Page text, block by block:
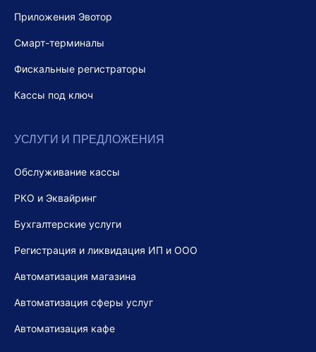
Приложения Эвотор
Смарт-терминалы
Фискальные регистраторы
Кассы под ключ
УСЛУГИ И ПРЕДЛОЖЕНИЯ
Обслуживание кассы
РКО и Эквайринг
Бухгалтерские услуги
Регистрация и ликвидация ИП и ООО
Автоматизация магазина
Автоматизация сферы услуг
Автоматизация кафе